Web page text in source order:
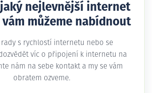
nejlevnější internet
vám můžeme nabídnout
rady s rychlostí internetu nebo se
víc o připojení k internetu na
nám na sebe kontakt a my se vám
obratem ozveme.